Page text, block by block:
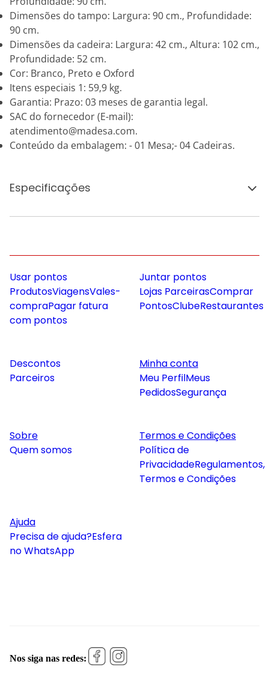
Dimensões do tampo: Largura: 90 cm., Profundidade:
90 cm.
Dimensões da cadeira: Largura: 42 cm., Altura: 102 cm.,
Profundidade: 52 cm.
Cor: Branco, Preto e Oxford
Itens especiais 1: 59,9 kg.
Garantia: Prazo: 03 meses de garantia legal.
SAC do fornecedor (E-mail):
atendimento@madesa.com.
Conteúdo da embalagem: - 01 Mesa;- 04 Cadeiras.
Especificações
Usar pontos
ProdutosViagensVales-
compraPagar fatura
com pontos
Juntar pontos
Lojas ParceirasComprar
PontosClubeRestaurantes
Descontos
Parceiros
Minha conta
Meu PerfilMeus
PedidosSegurança
Sobre
Quem somos
Termos e Condições
Política de
PrivacidadeRegulamentos,
Termos e Condições
Ajuda
Precisa de ajuda?Esfera
no WhatsApp
Nos siga nas redes: